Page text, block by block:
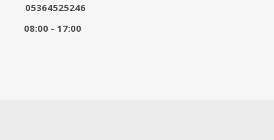
05364525246
08:00 - 17:00